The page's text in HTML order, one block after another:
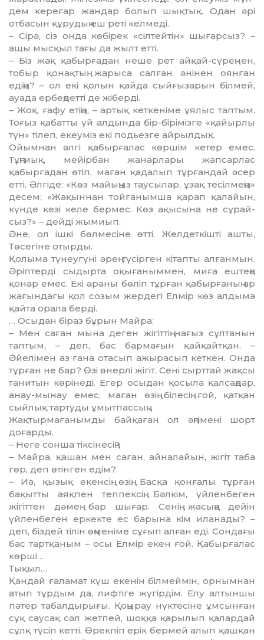
дем кереғар жандар болып шықтық. Одан әрі
отбасын құрудың еш реті келмеді.
– Сірә, сіз онда көбірек «сілтей­тін» шығарсыз? –
ащы мысқыл тағы да жылт етті.
– Біз жақ қабырғадан неше рет айқай-сүреңнен,
тобыр қонақтың жарыса салған әнінен оянған
едіңіз? – ол екі қолын қайда сыйғызарын білмей,
ауада ербеңдетті де жіберді.
– Жоқ, ғафу етіңіз, – артық кет­ке­­німе ұялыс таптым.
Тоғыз қабатты үй алдында бір-бірімізге «қайырлы
түн» тілеп, екеуміз екі подьезге ай­рыл­дық.
Ойымнан әлгі қабырғалас көр­шім кетер емес.
Тұңғиық, мейірбан жанарлары жапсарлас
қабырғадан өтіп, маған қадалып тұрғандай әсер
етті. Әлгіде: «Көз майыңыз таусылар, ұзақ тесілмеңіз»
десем; «Жақыннан той­ғанымша қарап қалайын,
күнде кезі келе бермес. Көз ақысына не сұрай­
сыз?» – дейді жымиып.
Әне, ол ішкі бөлмесіне өтті. Желдеткішті ашты,
Төсегіне отырды.
Қолыма түнеугүні әрең түсірген кітапты алғанмын.
Әріптерді сы­дыр­та оқығаныммен, миға ештеңе
қонар емес. Екі араны бөліп тұрған қабыр­ға­ның ар
жағындағы қол созым жер­дегі Елмір көз алдыма
қайта орала берді.
… Осыдан біраз бұрын Майра:
– Мен саған мына деген жігіттің нағыз сұлтанын
таптым, – деп, бас бармағын қайқайтқан. –
Әйелімен аз ғана отасып ажырасып кеткен. Онда
тұрған не бар? Өзі өнерлі жігіт. Сені сырттай жақсы
танитын көрінеді. Егер осыдан қосыла қалсаңдар,
анау-мынау емес, маған өзің білесің ғой, қатқан
сыйлық тартуды ұмытпас­сың…
Жақтырмағанымды байқаған ол әңгімені шорт
доғарды.
– Неге сонша тіксінесің?
– Майра, қашан мен саған, айна­ла­йын, жігіт таба
гөр, деп өтінген едім?
– Иә, қызық екенсің өзің. Басқа қонғалы тұрған
бақытты аяқпен теппексің. Бәлкім, үйленбеген
жігіт­тен дәмең бар шығар. Сенің жасыңа дейін
үйленбеген еркекте ес барына кім иланады? –
деп, біздей тілін өңменіме сұғып алған еді. Сондағы
бас тартқаным – осы Елмір екен ғой. Қабырғалас
көрші…
Тықыл…
Қандай ғаламат күш екенін білмеймін, орнымнан
атып тұрдым да, лифтіге жүгірдім. Елу алтыншы
пәтер табалдырығы. Қоңырау нүкте­сіне ұмсынған
сұқ саусақ сәл жетпей, шоққа қарылып қалардай
сұлқ түсіп кетті. Өрекпіп ерік бермей алып қаш­қан